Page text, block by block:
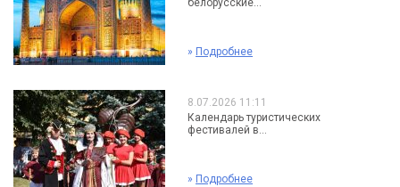
белорусские...
» Подробнее
8.07.2026 11:11
Календарь туристических
фестивалей в...
» Подробнее